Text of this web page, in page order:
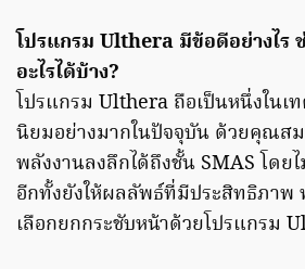
โปรแกรม Ulthera มีข้อดีอย่างไร
อะไรได้บ้าง?
โปรแกรม Ulthera ถือเป็นหนึ่งในเ
นิยมอย่างมากในปัจจุบัน ด้วยคุณส
พลังงานลงลึกได้ถึงชั้น SMAS โดย
อีกทั้งยังให้ผลลัพธ์ที่มีประสิทธิภาพ
เลือกยกกระชับหน้าด้วยโปรแกรม